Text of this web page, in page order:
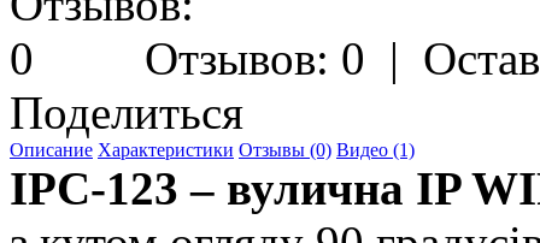
Отзывов: 0 |
Поделиться
Описание Характеристики Отзывы (0) Видео (1)
IPC-123 – вулична IP